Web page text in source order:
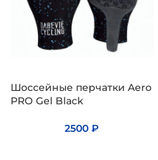
Шоссейные перчатки Aero
PRO Gel Black
2500₽